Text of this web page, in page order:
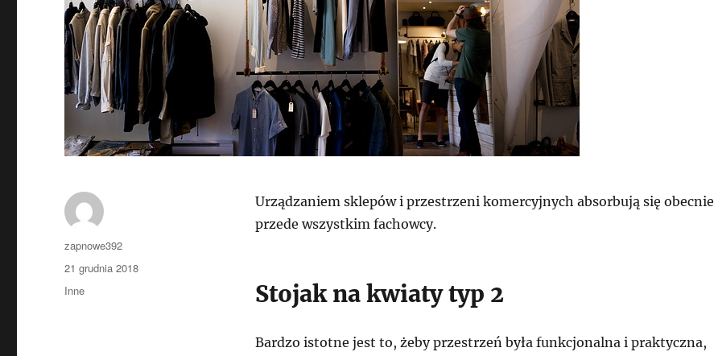
Urządzaniem sklepów i przestrzeni komercyjnych absorbują się obecnie
przede wszystkim fachowcy.
Stojak na kwiaty typ 2
Bardzo istotne jest to, żeby przestrzeń była funkcjonalna i praktyczna,
Autor
zapnowe392
Data
publikacji
21 grudnia 2018
Kategorie
Inne